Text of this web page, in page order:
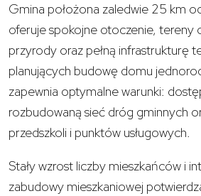
Gmina położona zaledwie 25 km
oferuje spokojne otoczenie, tereny
przyrody oraz pełną infrastrukturę
planujących budowę domu
zapewnia optymalne warunki:
rozbudowaną sieć dróg gminnych
przedszkoli i punktów usługowych.
Stały wzrost liczby mieszkańców i
zabudowy mieszkaniowej